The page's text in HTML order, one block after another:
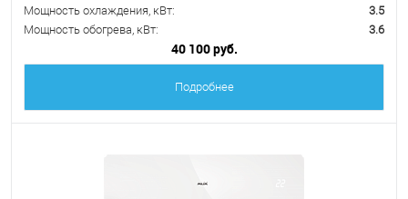
Мощность охлаждения, кВт:
3.5
Мощность обогрева, кВт:
3.6
40 100 руб.
Подробнее